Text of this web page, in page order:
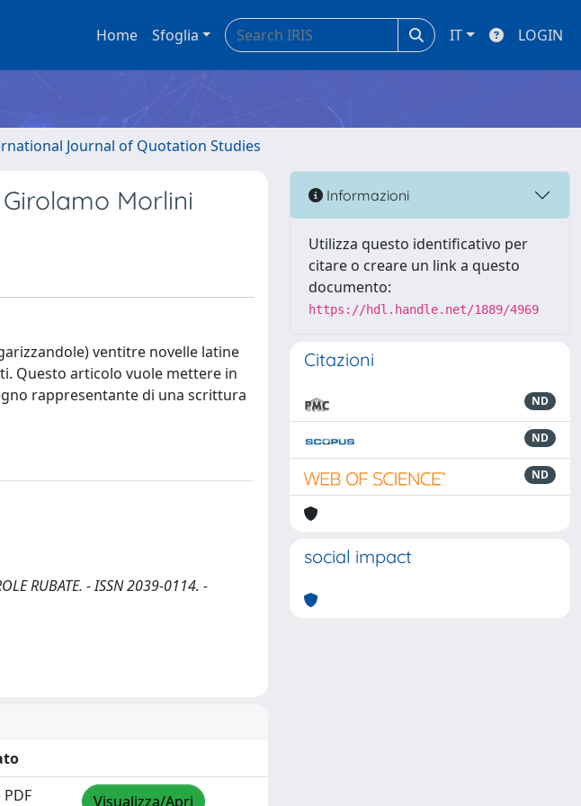
Home Sfoglia IT LOGIN
Journal of Quotation Studies
Morlini
ventitre novelle latine
Questo articolo vuole mettere in
rappresentante di una scrittura
RUBATE. - ISSN 2039-0114. -
Visualizza/Apri
Informazioni
Utilizza questo identificativo per
citare o creare un link a questo
documento:
https://hdl.handle.net/1889/4969
Citazioni
ND
ND
ND
social impact